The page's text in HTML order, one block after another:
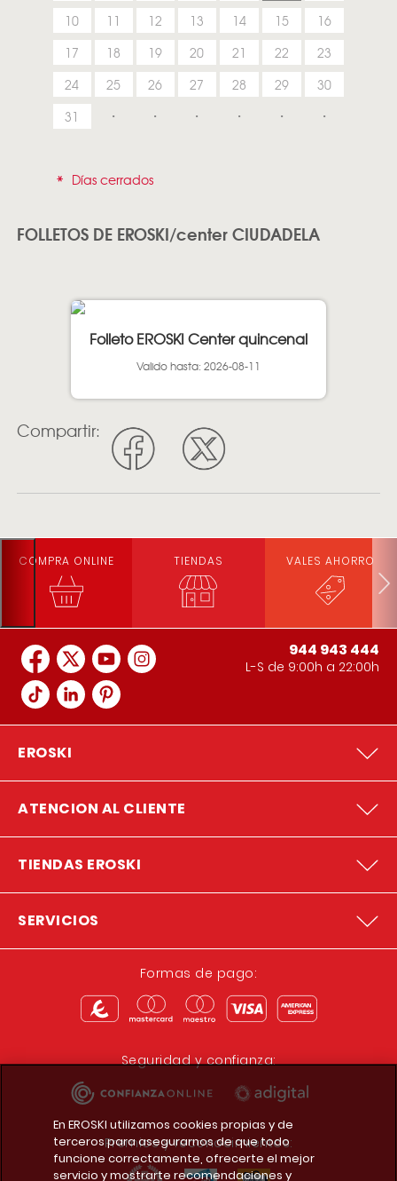
10
11 12 13 14 15
16
17
18 19 20 21 22
23
24
25 26 27 28 29
30
31
* Días cerrados
FOLLETOS DE EROSKI/center CIUDADELA
Folleto EROSKI Center quincenal
Valido hasta: 2026-08-11
Compartir:
COMPRA ONLINE TIENDAS VALES AHORRO
944 943 444
L-S de 9:00h a 22:00h
EROSKI
ATENCION AL CLIENTE
TIENDAS EROSKI
SERVICIOS
Formas de pago:
Seguridad y confianza:
Premios y reconocimientos:
En EROSKI utilizamos cookies propias y de
terceros para asegurarnos de que todo
funcione correctamente, ofrecerte el mejor
servicio y mostrarte recomendaciones y